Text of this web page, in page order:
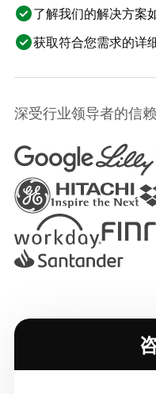
了解我们的解决方案
获取符合您需求的详
深受行业领导者的信